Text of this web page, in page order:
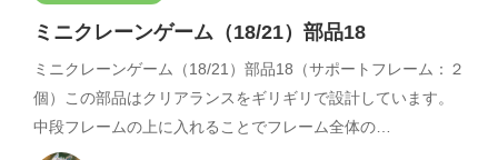
ミニクレーンゲーム（18/21）部品18
ミニクレーンゲーム（18/21）部品18（サポートフレーム：２
個）この部品はクリアランスをギリギリで設計しています。
中段フレームの上に入れることでフレーム全体の…